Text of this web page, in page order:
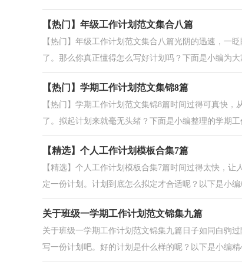
【热门】年级工作计划范文集合八篇
【热门】年级工作计划范文集合八篇光阴的迅速，一
了。那么你真正懂得怎么写好计划吗？下面是小编为
【热门】学期工作计划范文集锦8篇
【热门】学期工作计划范文集锦8篇时间过得可真快
了。拟起计划来就毫无头绪？下面是小编整理的学期
【精选】个人工作计划模板合集7篇
【精选】个人工作计划模板合集7篇时间过得太快，
定一份计划。计划到底怎么拟定才合适呢？以下是小
关于班级一学期工作计划范文锦集九篇
关于班级一学期工作计划范文锦集九篇日子如同白驹
写一份计划吧。好的计划是什么样的呢？以下是小编精